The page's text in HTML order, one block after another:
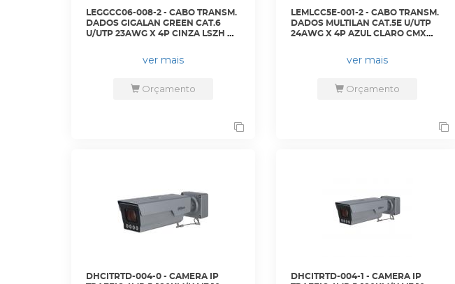
LEGGCC06-008-2 - CABO TRANSM.
DADOS GIGALAN GREEN CAT.6
U/UTP 23AWG X 4P CINZA LSZH CX
ver mais
Orçamento
LEMLCC5E-001-2 - CABO TRANSM.
DADOS MULTILAN CAT.5E U/UTP
24AWG X 4P AZUL CLARO CMX
ver mais
Orçamento
DHCITRTD-004-0 - CAMERA IP
DHCITRTD-004-1 - CAMERA IP